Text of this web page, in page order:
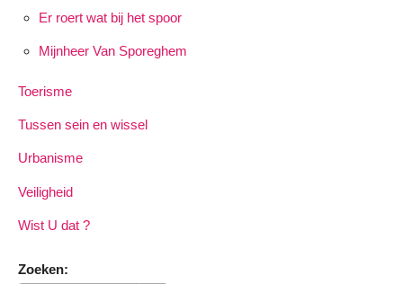
Er roert wat bij het spoor
Mijnheer Van Sporeghem
Toerisme
Tussen sein en wissel
Urbanisme
Veiligheid
Wist U dat ?
Zoeken: